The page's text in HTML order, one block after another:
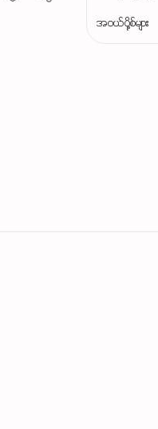
အဝယ်ပို့စ်များ